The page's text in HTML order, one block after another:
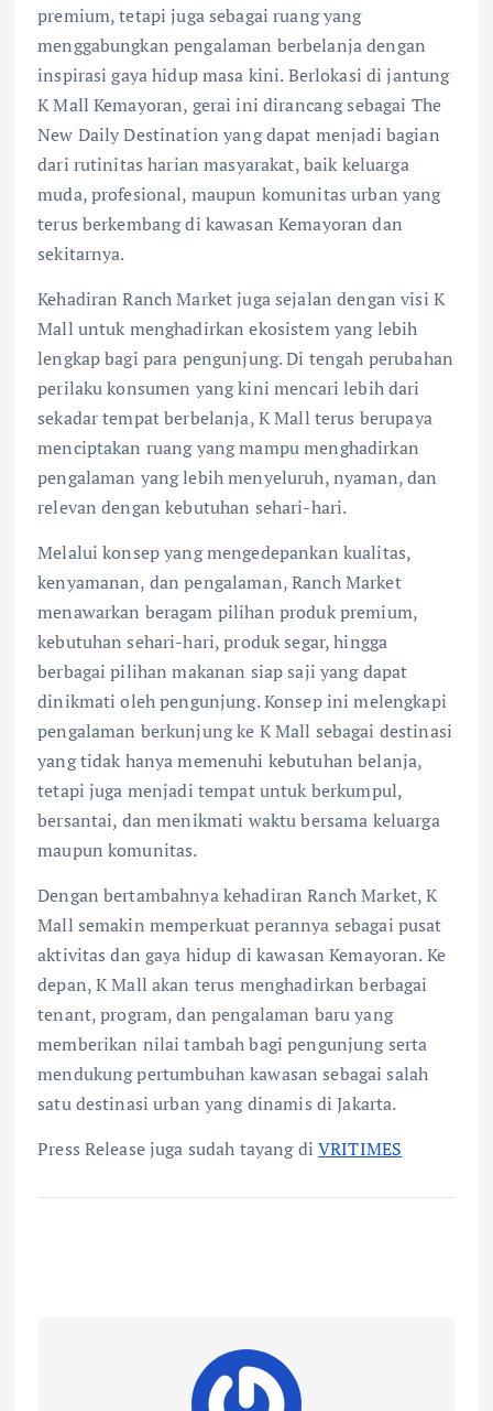
premium, tetapi juga sebagai ruang yang
menggabungkan pengalaman berbelanja dengan
inspirasi gaya hidup masa kini. Berlokasi di jantung
K Mall Kemayoran, gerai ini dirancang sebagai The
New Daily Destination yang dapat menjadi bagian
dari rutinitas harian masyarakat, baik keluarga
muda, profesional, maupun komunitas urban yang
terus berkembang di kawasan Kemayoran dan
sekitarnya.
Kehadiran Ranch Market juga sejalan dengan visi K
Mall untuk menghadirkan ekosistem yang lebih
lengkap bagi para pengunjung. Di tengah perubahan
perilaku konsumen yang kini mencari lebih dari
sekadar tempat berbelanja, K Mall terus berupaya
menciptakan ruang yang mampu menghadirkan
pengalaman yang lebih menyeluruh, nyaman, dan
relevan dengan kebutuhan sehari-hari.
Melalui konsep yang mengedepankan kualitas,
kenyamanan, dan pengalaman, Ranch Market
menawarkan beragam pilihan produk premium,
kebutuhan sehari-hari, produk segar, hingga
berbagai pilihan makanan siap saji yang dapat
dinikmati oleh pengunjung. Konsep ini melengkapi
pengalaman berkunjung ke K Mall sebagai destinasi
yang tidak hanya memenuhi kebutuhan belanja,
tetapi juga menjadi tempat untuk berkumpul,
bersantai, dan menikmati waktu bersama keluarga
maupun komunitas.
Dengan bertambahnya kehadiran Ranch Market, K
Mall semakin memperkuat perannya sebagai pusat
aktivitas dan gaya hidup di kawasan Kemayoran. Ke
depan, K Mall akan terus menghadirkan berbagai
tenant, program, dan pengalaman baru yang
memberikan nilai tambah bagi pengunjung serta
mendukung pertumbuhan kawasan sebagai salah
satu destinasi urban yang dinamis di Jakarta.
Press Release juga sudah tayang diVRITIMES